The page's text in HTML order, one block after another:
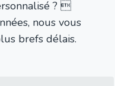
? 
nous vous
brefs délais.